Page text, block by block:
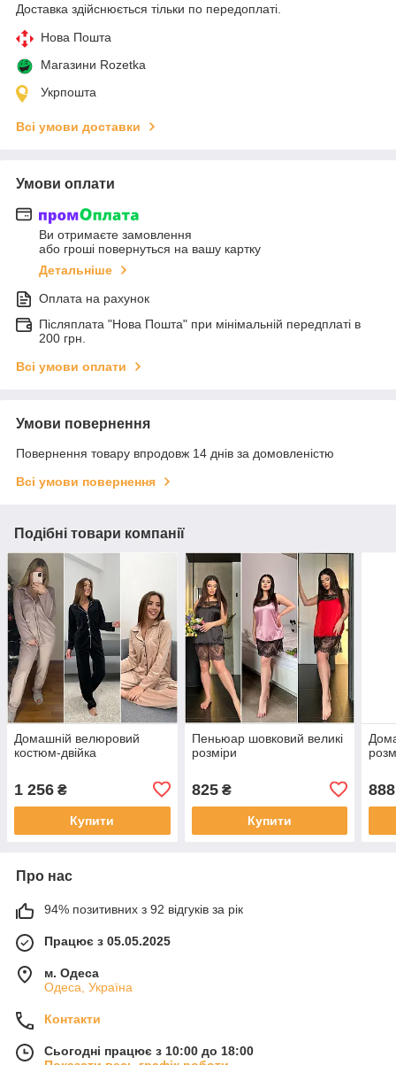
Доставка здійснюється тільки по передоплаті.
Нова Пошта
Магазини Rozetka
Укрпошта
Всі умови доставки
Умови оплати
Ви отримаєте замовлення
або гроші повернуться на вашу картку
Детальніше
Оплата на рахунок
Післяплата "Нова Пошта" при мінімальній передплаті в
200 грн.
Всі умови оплати
Умови повернення
Повернення товару впродовж 14 днів за домовленістю
Всі умови повернення
Подібні товари компанії
Домашній велюровий
костюм-двійка
1 256 ₴
Купити
Пеньюар шовковий великі
розміри
825₴
Купити
888
Про нас
94% позитивних з 92 відгуків за рік
Працює з 05.05.2025
м. Одеса
Одеса, Україна
Контакти
Сьогодні працює з 10:00 до 18:00